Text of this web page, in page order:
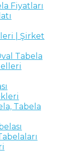
Fiyatları
| Şirket
Tabela
Tabela